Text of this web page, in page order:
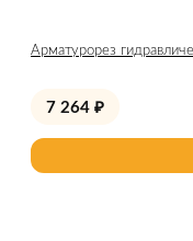
Арматурорез
7 264 ₽